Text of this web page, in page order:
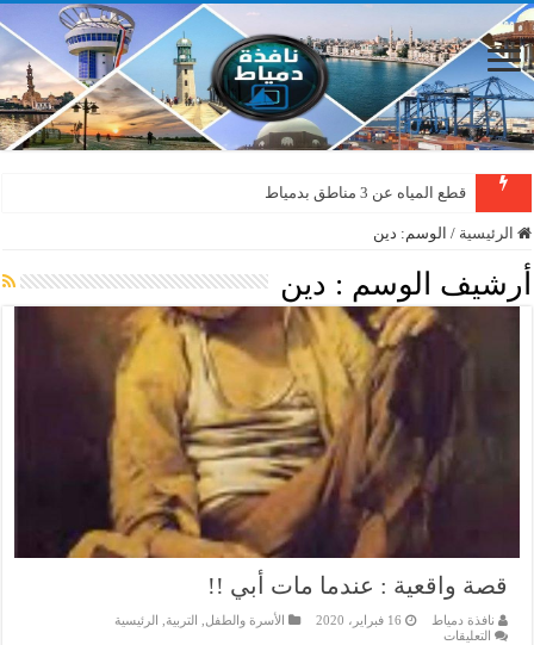
قطع المياه عن 3 مناطق بدمياط
الرئيسية / الوسم: دين
أرشيف الوسم : دين
قصة واقعية : عندما مات أبي !!
نافذة دمياط 16 فبراير، 2020 الأسرة والطفل التربية
الرئيسية
التعليقاتعلى